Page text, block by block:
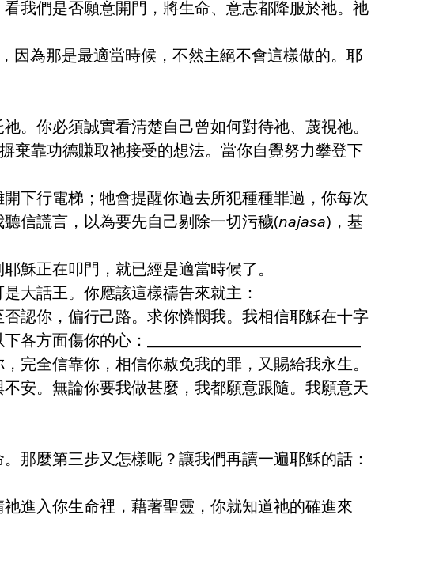
我們是否願意開門，將生命、意志都降服於祂。祂
因為那是最適當時候，不然主絕不會這樣做的。耶
。你必須誠實看清楚自己曾如何對待祂、蔑視祂。
棄靠功德賺取祂接受的想法。當你自覺努力攀登下
下行電梯；牠會提醒你過去所犯種種罪過，你每次
信謊言，以為要先自己剔除一切污穢(najasa)，基
穌正在叩門，就已經是適當時候了。
大話王。你應該這樣禱告來就主：
認你，偏行己路。求你憐憫我。我相信耶穌在十字
面傷你的心：______________________________
完全信靠你，相信你赦免我的罪，又賜給我永生。
安。無論你要我做甚麼，我都願意跟隨。我願意天
那麼第三步又怎樣呢？讓我們再讀一遍耶穌的話：
進入你生命裡，藉著聖靈，你就知道祂的確進來